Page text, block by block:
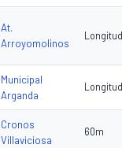
At.
Arroyomolinos
Longitud
Municipal
Arganda
Longitud
Cronos
Villaviciosa
60m